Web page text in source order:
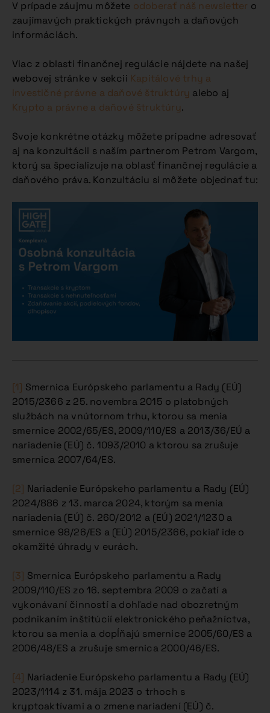
V prípade záujmu môžete odoberať náš newsletter o
zaujímavých praktických právnych a daňových
informáciách.
Viac z oblasti finančnej regulácie nájdete na našej
webovej stránke v sekcii Kapitálové trhy a
investičné právne a daňové štruktúry alebo aj
Krypto a právne a daňové štruktúry.
Svoje konkrétne otázky môžete prípadne adresovať
aj na konzultácii s naším partnerom Petrom Vargom,
ktorý sa špecializuje na oblasť finančnej regulácie a
daňového práva. Konzultáciu si môžete objednať tu:
[1] Smernica Európskeho parlamentu a Rady (EÚ)
2015/2366 z 25. novembra 2015 o platobných
službách na vnútornom trhu, ktorou sa menia
smernice 2002/65/ES, 2009/110/ES a 2013/36/EÚ a
nariadenie (EÚ) č. 1093/2010 a ktorou sa zrušuje
smernica 2007/64/ES.
[2] Nariadenie Európskeho parlamentu a Rady (EÚ)
2024/886 z 13. marca 2024, ktorým sa menia
nariadenia (EÚ) č. 260/2012 a (EÚ) 2021/1230 a
smernice 98/26/ES a (EÚ) 2015/2366, pokiaľ ide o
okamžité úhrady v eurách.
[3] Smernica Európskeho parlamentu a Rady
2009/110/ES zo 16. septembra 2009 o začatí a
vykonávaní činností a dohľade nad obozretným
podnikaním inštitúcií elektronického peňažníctva,
ktorou sa menia a dopĺňajú smernice 2005/60/ES a
2006/48/ES a zrušuje smernica 2000/46/ES.
[4] Nariadenie Európskeho parlamentu a Rady (EÚ)
2023/1114 z 31. mája 2023 o trhoch s
kryptoaktívami a o zmene nariadení (EÚ) č.